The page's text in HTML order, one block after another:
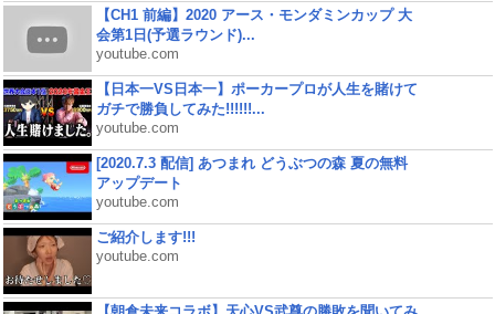
【CH1 前編】2020 アース・モンダミンカップ 大
会第1日(予選ラウンド)...
youtube.com
【日本一VS日本一】ポーカープロが人生を賭けて
ガチで勝負してみた!!!!!!...
youtube.com
[2020.7.3 配信] あつまれ どうぶつの森 夏の無料
アップデート
youtube.com
ご紹介します!!!
youtube.com